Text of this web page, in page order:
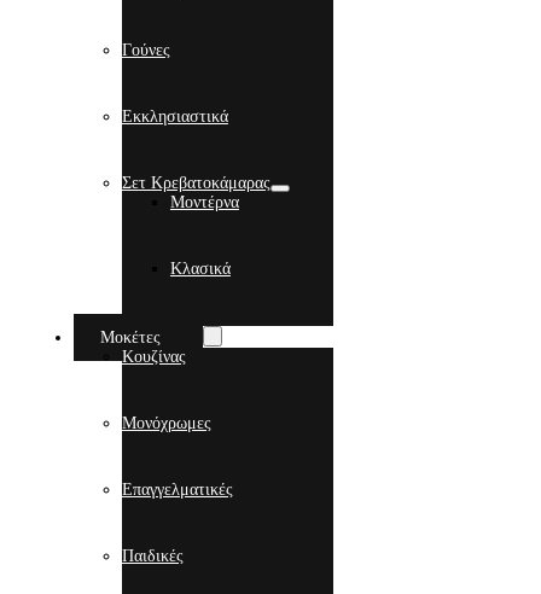
Γούνες
Εκκλησιαστικά
Σετ Κρεβατοκάμαρας
Μοντέρνα
Κλασικά
Μοκέτες
Κουζίνας
Μονόχρωμες
Επαγγελματικές
Παιδικές